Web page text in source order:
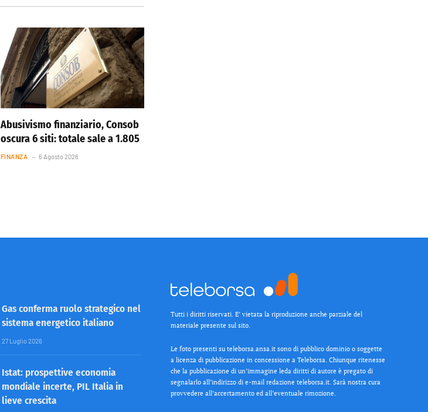
Abusivismo finanziario, Consob
oscura 6 siti: totale sale a 1.805
FINANZA 6 Agosto 2026
Gas conferma ruolo strategico nel
sistema energetico italiano
27 Luglio 2026
Istat: prospettive economia
mondiale incerte, PIL Italia in
lieve crescita
Tutti i diritti riservati. E’ vietata la riproduzione anche parziale del
materiale presente sul sito.
Le foto presenti su teleborsa.ansa.it sono di pubblico dominio o soggette
a licenza di pubblicazione in concessione a Teleborsa. Chiunque ritenesse
che la pubblicazione di un’immagine leda diritti di autore è pregato di
segnalarlo all’indirizzo di e-mail redazione teleborsa.it. Sarà nostra cura
provvedere all’accertamento ed all’eventuale rimozione.